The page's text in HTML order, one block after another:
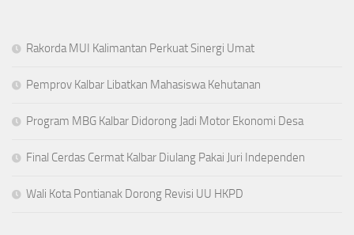
Rakorda MUI Kalimantan Perkuat Sinergi Umat
Pemprov Kalbar Libatkan Mahasiswa Kehutanan
Program MBG Kalbar Didorong Jadi Motor Ekonomi Desa
Final Cerdas Cermat Kalbar Diulang Pakai Juri Independen
Wali Kota Pontianak Dorong Revisi UU HKPD